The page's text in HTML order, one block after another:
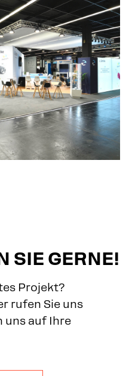
SIE GERNE!
Projekt?
rufen Sie uns
uns auf Ihre